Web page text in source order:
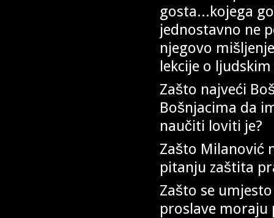
gosta...kojega
jednostavno ne
njegovo
lekcije o
Zašto najveći
Bošnjacima da
naučiti loviti je?
Zašto Milanović
pitanju zaštita
Zašto se
proslave